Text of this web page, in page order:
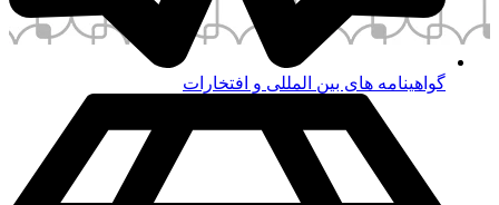
های بین المللی و افتخارات